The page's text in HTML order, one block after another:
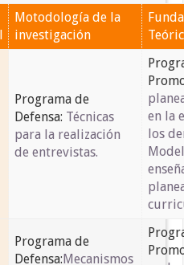
Motodología de la
investigación
Programa de
Defensa: Técnicas
para la realización
de entrevistas.
en la
los
Programa de
Defensa: Mecanismos